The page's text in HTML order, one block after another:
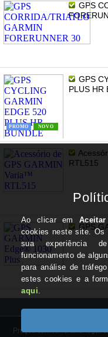
GPS
NOVO
PROMO
GPS
PLUS HR
RTL515
GPS
Preços com IVA à taxa legal